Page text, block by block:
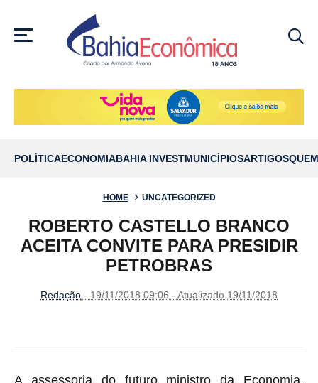
MENU
POLÍTICAECONOMIABAHIA INVESTMUNICÍPIOSARTIGOS
HOME UNCATEGORIZED
ROBERTO CASTELLO BRANCO
ACEITA CONVITE PARA PRESIDIR
PETROBRAS
Redação - 19/11/2018 09:06 - Atualizado 19/11/2018
A assessoria do futuro ministro da Economia,